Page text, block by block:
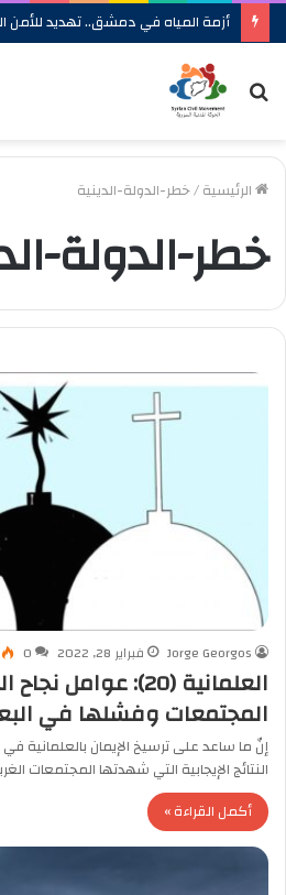
بحث
الرئيسية/خطر-الدولة-الدينية
خطر-الدولة-
Jorge Georgos
فبراير 28, 2022 0
العلمانية (20):
المجتمعات وفشلها في
إنّ ما ساعد على ترسيخ الإيمان بالعلمانية
النتائج الإيجابية التي شهدتها المجتمعات
أكمل القراءة »